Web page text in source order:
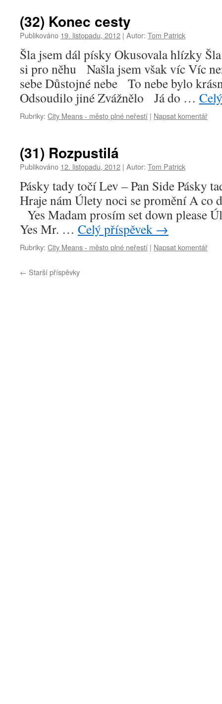
(32) Konec cesty
Publikováno 19. listopadu, 2012 | Autor: Tom Patrick
Šla jsem dál písky Okusovala hlízky
si pro něhu Našla jsem však víc Víc
sebe Důstojné nebe To nebe bylo
Odsoudilo jiné Zvážnělo Já do …
Rubriky: City Means - město plné neřestí | Napsat komentář
(31) Rozpustilá
Publikováno 12. listopadu, 2012 | Autor: Tom Patrick
Pásky tady točí Lev – Pan Side Pásky
Hraje nám Úlety noci se promění A co
Yes Madam prosím set down please
Yes Mr. … Celý příspěvek →
Rubriky: City Means - město plné neřestí | Napsat komentář
← Starší příspěvky